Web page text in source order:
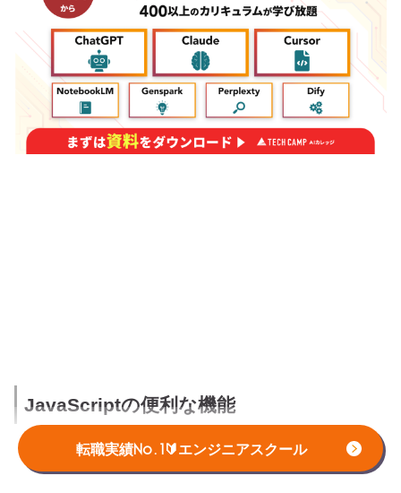
転職実績No.1🔰エンジニアスクール
JavaScriptの便利な機能